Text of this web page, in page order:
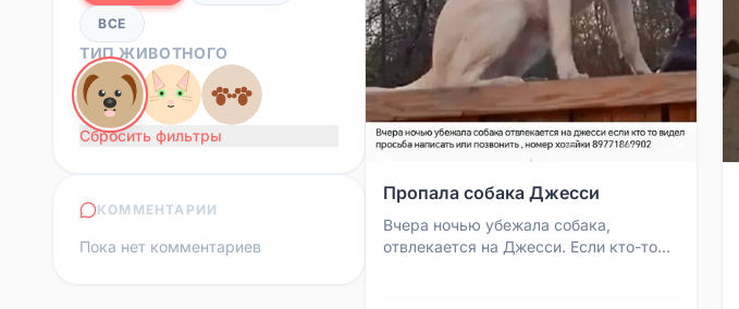
ВСЕ
ТИП ЖИВОТНОГО
Сбросить фильтры
КОММЕНТАРИИ
Пока нет комментариев
Пропала собака Джесси
Вчера ночью убежала собака,
отвлекается на Джесси. Если кто-то